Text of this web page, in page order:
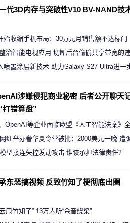
代3D内存与突破性V10 BV-NAND技
始收缩手机布局：30万元月销售额不达标门
退治智能电视应用 切断后台偷偷共享带宽的违
喷墨涂层新技术 助力Galaxy S27 Ultra进一
涉嫌侵犯商业秘密 后者公开聊天
打错算盘”
OpenAI等企业面临欧盟《人工智能法案》全
查红举办奢华夏令营被批：2000美元一晚 遭
型接连失控发动攻击 谁该承担法律责任？
东恶搞视频 反致竹知了梗彻底出圈
甩竹知了” 13万人听“余音绕梁”